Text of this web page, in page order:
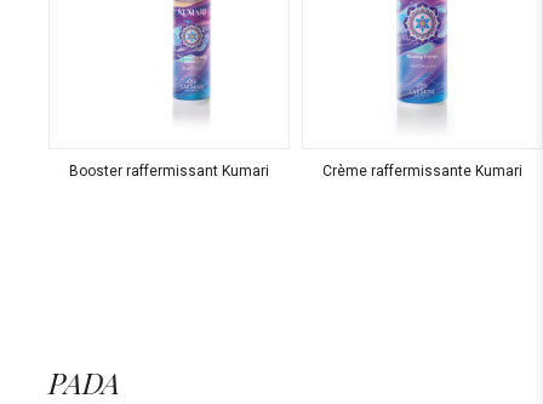
Booster raffermissant Kumari Crème raffermissante Kumari
PADA